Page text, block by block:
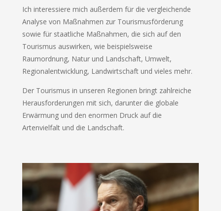
Ich interessiere mich außerdem für die vergleichende
Analyse von Maßnahmen zur Tourismusförderung
sowie für staatliche Maßnahmen, die sich auf den
Tourismus auswirken, wie beispielsweise
Raumordnung, Natur und Landschaft, Umwelt,
Regionalentwicklung, Landwirtschaft und vieles mehr.
Der Tourismus in unseren Regionen bringt zahlreiche
Herausforderungen mit sich, darunter die globale
Erwärmung und den enormen Druck auf die
Artenvielfalt und die Landschaft.